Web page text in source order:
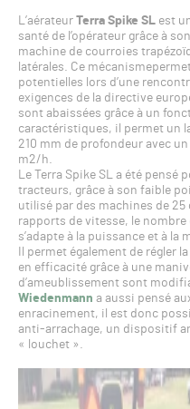
L’aérateur Terra Spike SLest
santé de l’opérateur grâce à
machine de courroies
latérales. Ce
potentielles lors d’une
exigences de la directive
sont abaissées grâce à un
caractéristiques, il permet un
210 mm de profondeur avec
m2/h.
Le Terra Spike SL a été
tracteurs, grâce à son faible
utilisé par des machines de
rapports de vitesse, le nombre
s’adapte à la puissance et à
Il permet également de régler
en efficacité grâce à une
d’ameublissement sont
Wiedenmann a aussi pensé
enracinement, il est donc
anti-arrachage, un dispositif
« louchet ».